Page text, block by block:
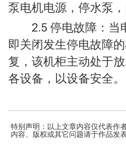
泵电机电源，停水泵，
2.5 停电故障：当
即关闭发生停电故障
复，该机柜主动处于
各设备，以设备安全。
特别声明：以上文章内容仅代表作
内容、版权或其它问题请于作品发